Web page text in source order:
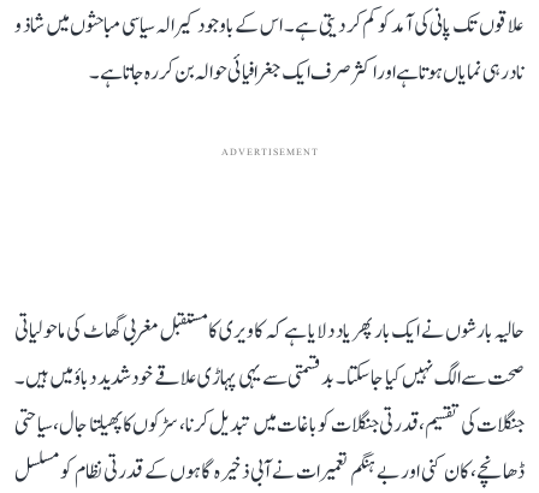
علاقوں تک پانی کی آمد کو کم کر دیتی ہے۔ اس کے باوجود کیرالہ سیاسی مباحثوں میں شاذ و
نادر ہی نمایاں ہوتا ہے اور اکثر صرف ایک جغرافیائی حوالہ بن کر رہ جاتا ہے۔
ADVERTISEMENT
حالیہ بارشوں نے ایک بار پھر یاد دلایا ہے کہ کاویری کا مستقبل مغربی گھاٹ کی ماحولیاتی
صحت سے الگ نہیں کیا جا سکتا۔ بدقسمتی سے یہی پہاڑی علاقے خود شدید دباؤ میں ہیں۔
جنگلات کی تقسیم، قدرتی جنگلات کو باغات میں تبدیل کرنا، سڑکوں کا پھیلتا جال، سیاحتی
ڈھانچے، کان کنی اور بے ہنگم تعمیرات نے آبی ذخیرہ گاہوں کے قدرتی نظام کو مسلسل